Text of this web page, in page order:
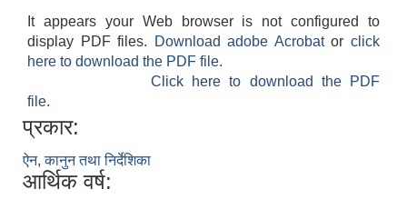
It appears your Web browser is not configured to
display PDF files.
Download adobe Acrobatorclick
here to download the PDF file.
Click here to download the PDF
file.
प्रकार:
ऐन, कानुन तथा निर्देशिका
आर्थिक वर्ष: